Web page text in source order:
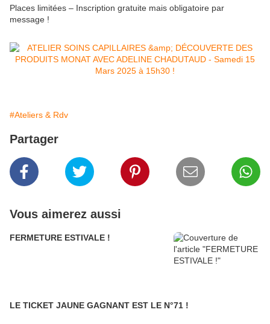
Places limitées – Inscription gratuite mais obligatoire par
message !
#Ateliers & Rdv
Partager
Vous aimerez aussi
FERMETURE ESTIVALE !
LE TICKET JAUNE GAGNANT EST LE N°71 !